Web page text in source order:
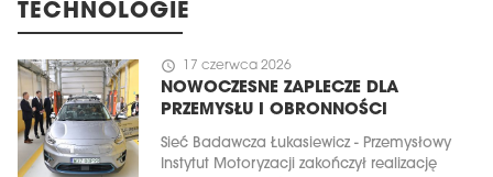
TECHNOLOGIE
schedule 17 czerwca 2026
NOWOCZESNE ZAPLECZE DLA
PRZEMYSŁU I OBRONNOŚCI
Sieć Badawcza Łukasiewicz - Przemysłowy
Instytut Motoryzacji zakończył realizację